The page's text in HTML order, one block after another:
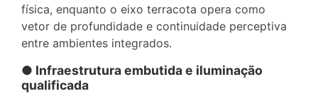
física, enquanto o eixo terracota opera como
vetor de profundidade e continuidade perceptiva
entre ambientes integrados.
● Infraestrutura embutida e iluminação
qualificada